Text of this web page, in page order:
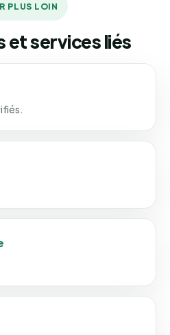
PLUS LOIN
et services liés